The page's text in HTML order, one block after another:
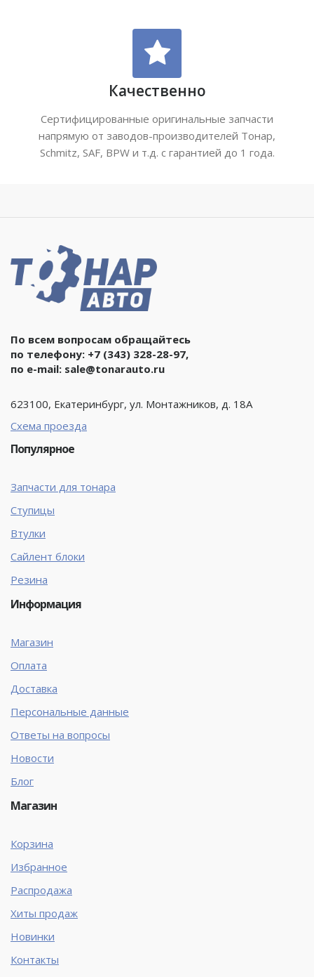
Качественно
Сертифицированные оригинальные запчасти
напрямую от заводов-производителей Тонар,
Schmitz, SAF, BPW и т.д. с гарантией до 1 года.
По всем вопросам обращайтесь
по телефону: +7 (343) 328-28-97,
по e-mail: sale@tonarauto.ru
623100, Екатеринбург, ул. Монтажников, д. 18А
Схема проезда
Популярное
Запчасти для тонара
Ступицы
Втулки
Сайлент блоки
Резина
Информация
Магазин
Оплата
Доставка
Персональные данные
Ответы на вопросы
Новости
Блог
Магазин
Корзина
Избранное
Распродажа
Хиты продаж
Новинки
Контакты